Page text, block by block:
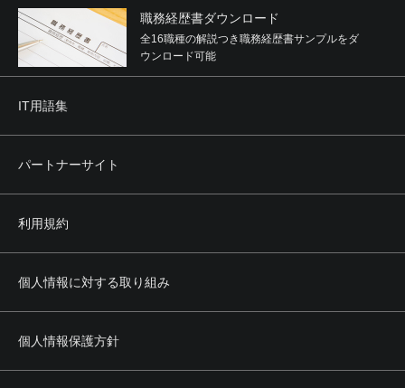
職務経歴書ダウンロード
全16職種の解説つき職務経歴書サンプルをダ
ウンロード可能
IT用語集
パートナーサイト
利用規約
個人情報に対する取り組み
個人情報保護方針